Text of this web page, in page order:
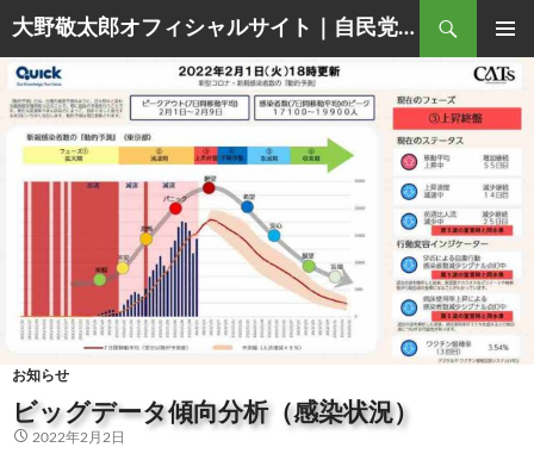
大野敬太郎オフィシャルサイト｜自民党香川３区衆議院議員
Search
MENU
TO
CONTENT
お知らせ
ビッグデータ傾向分析（感染状況）
2022年2月2日